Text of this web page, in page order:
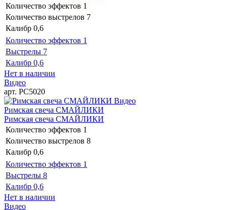
Количество эффектов 1
Количество выстрелов 7
Калибр 0,6
Количество эффектов 1
Выстрелы 7
Калибр 0,6
Нет в наличии
Видео
арт. РС5020
Видео
Римская свеча СМАЙЛИКИ
Римская свеча СМАЙЛИКИ
Количество эффектов 1
Количество выстрелов 8
Калибр 0,6
Количество эффектов 1
Выстрелы 8
Калибр 0,6
Нет в наличии
Видео